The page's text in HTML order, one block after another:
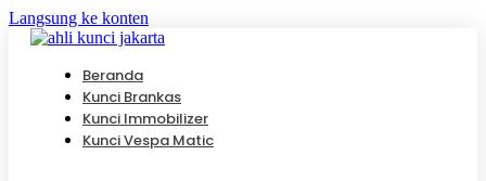
Langsung ke konten
Beranda
Kunci Brankas
Kunci Immobilizer
Kunci Vespa Matic